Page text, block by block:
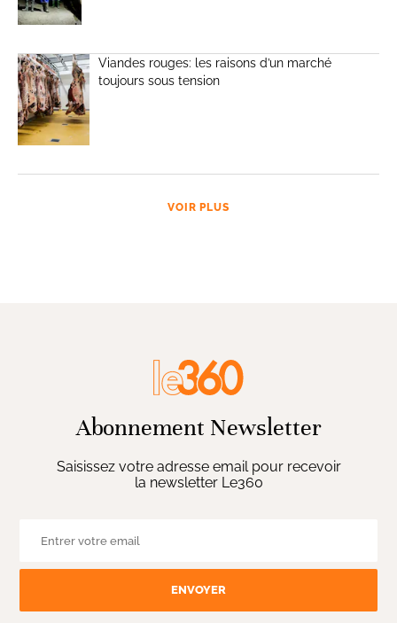
Viandes rouges: les raisons d’un marché
toujours sous tension
VOIR PLUS
Abonnement Newsletter
Saisissez votre adresse email pour recevoir
la newsletter Le360
ENVOYER